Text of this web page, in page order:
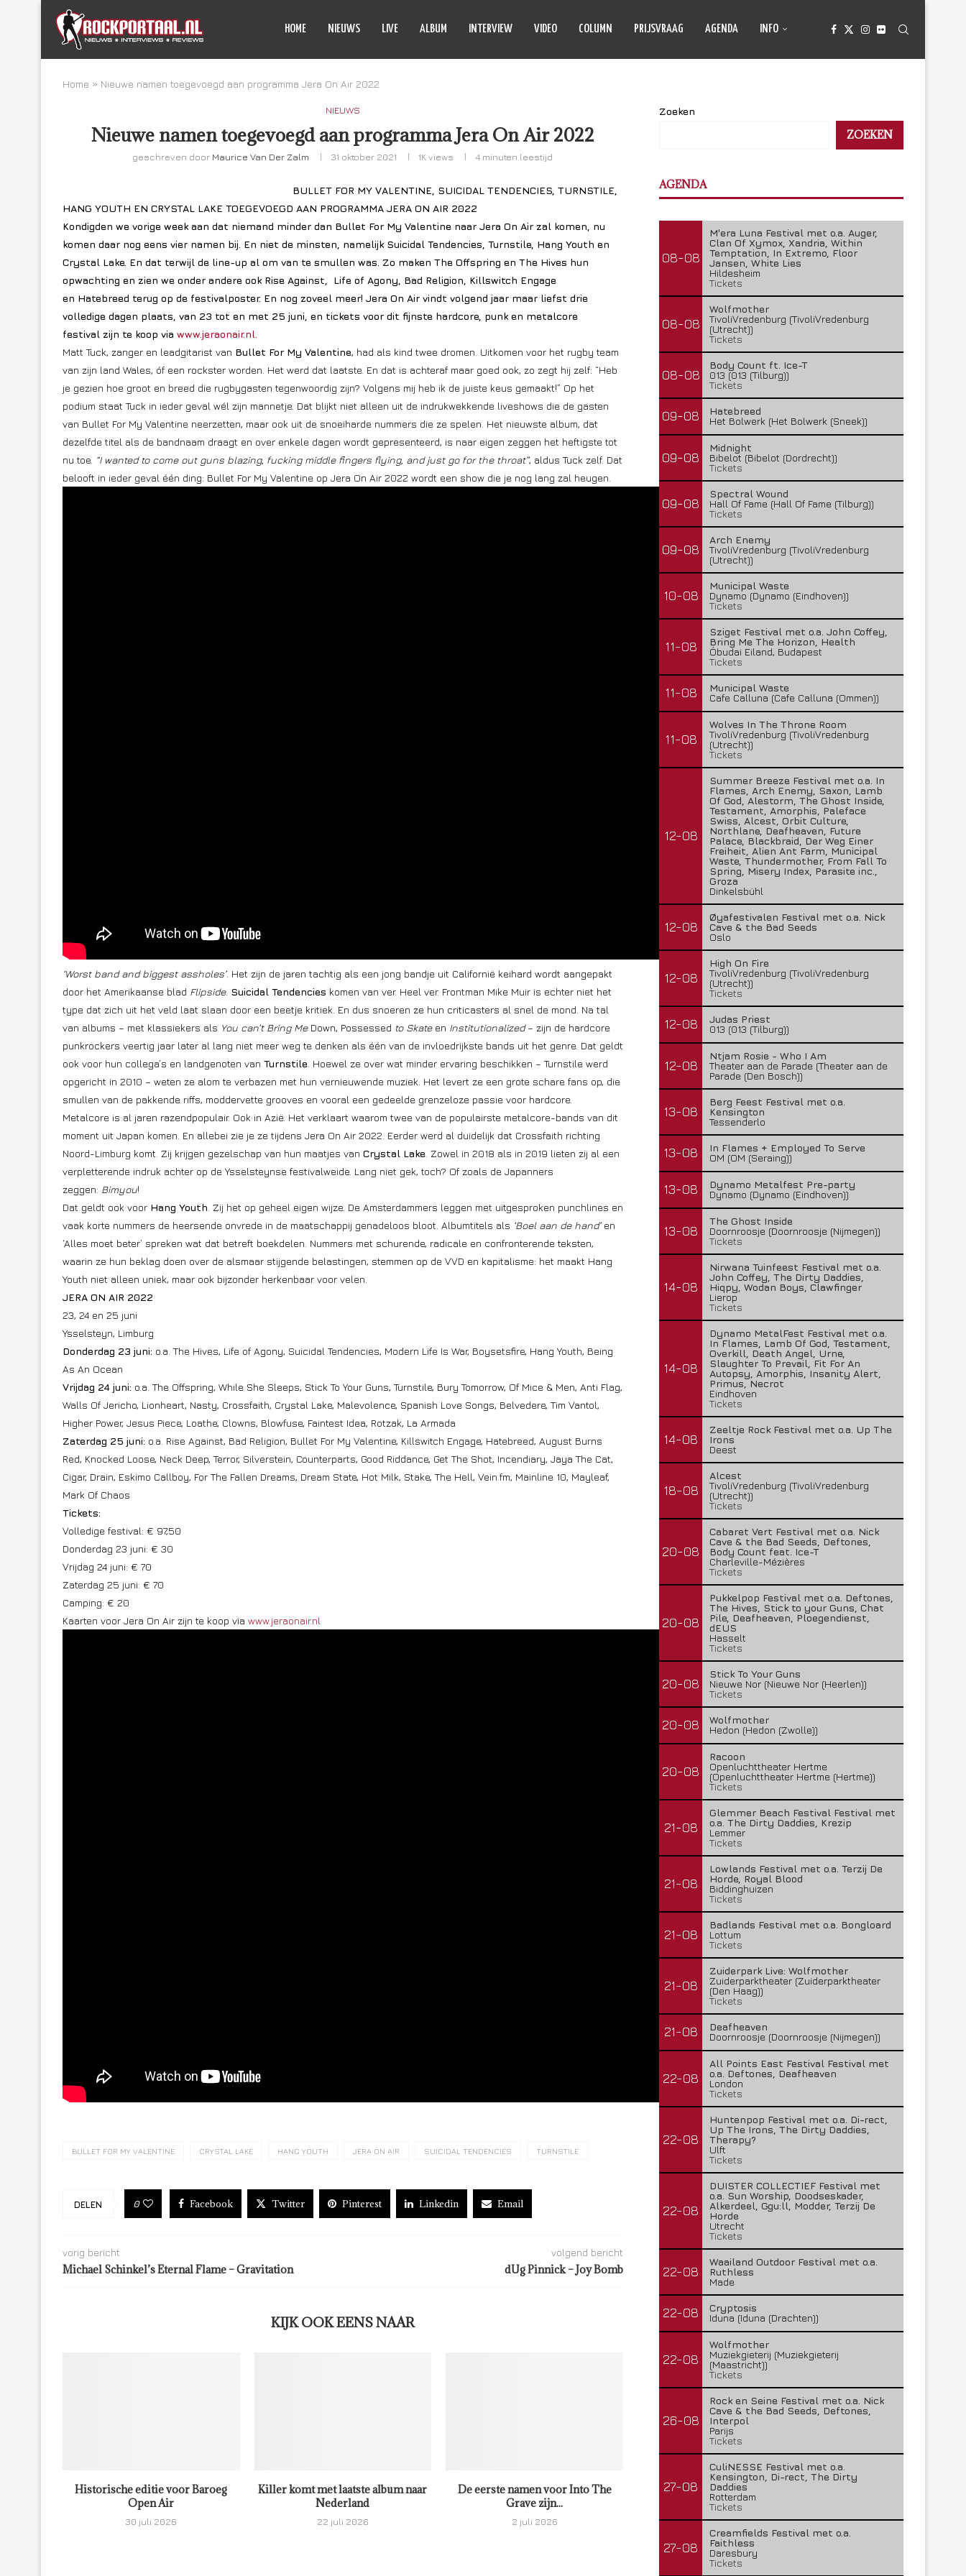
HOME NIEUWS LIVE ALBUM INTERVIEW VIDEO COLUMN PRIJSVRAAG AGENDA INFO
Home » Nieuwe namen toegevoegd aan programma Jera On Air 2022
NIEUWS
Nieuwe namen toegevoegd aan programma Jera On Air 2022
geschreven door Maurice Van Der Zalm 31 oktober 2021 1K views 4 minuten leestijd
BULLET FOR MY VALENTINE, SUICIDAL TENDENCIES, TURNSTILE,
HANG YOUTH EN CRYSTAL LAKE TOEGEVOEGD AAN PROGRAMMA JERA ON AIR 2022
Kondigden we vorige week aan dat niemand minder dan Bullet For My Valentine naar Jera On Air zal komen, nu
komen daar nog eens vier namen bij. En niet de minsten, namelijk Suicidal Tendencies, Turnstile, Hang Youth en
Crystal Lake. En dat terwijl de line-up al om van te smullen was. Zo maken The Offspring en The Hives hun
opwachting en zien we onder andere ook Rise Against, Life of Agony, Bad Religion, Killswitch Engage
en Hatebreed terug op de festivalposter. En nog zoveel meer! Jera On Air vindt volgend jaar maar liefst drie
volledige dagen plaats, van 23 tot en met 25 juni, en tickets voor dit fijnste hardcore, punk en metalcore
festival zijn te koop via www.jeraonair.nl
Matt Tuck, zanger en leadgitarist van Bullet For My Valentine, had als kind twee dromen. Uitkomen voor het rugby team
van zijn land Wales, óf een rockster worden. Het werd dat laatste. En dat is achteraf maar goed ook, zo zegt hij zelf: “Heb
je gezien hoe groot en breed die rugbygasten tegenwoordig zijn? Volgens mij heb ik de juiste keus gemaakt!” Op het
podium staat Tuck in ieder geval wél zijn mannetje. Dat blijkt niet alleen uit de indrukwekkende liveshows die de gasten
van Bullet For My Valentine neerzetten, maar ook uit de snoeiharde nummers die ze spelen. Het nieuwste album, dat
dezelfde titel als de bandnaam draagt en over enkele dagen wordt gepresenteerd, is naar eigen zeggen het heftigste tot
nu toe. “I wanted to come out guns blazing, fucking middle fingers flying, and just go for the throat”, aldus Tuck zelf. Dat
belooft in ieder geval één ding: Bullet For My Valentine op Jera On Air 2022 wordt een show die je nog lang zal heugen.
‘Worst band and biggest assholes’. Het zijn de jaren tachtig als een jong bandje uit Californië keihard wordt aangepakt
door het Amerikaanse blad Flipside. Suicidal Tendencies komen van ver. Heel ver. Frontman Mike Muir is echter niet het
type dat zich uit het veld laat slaan door een beetje kritiek. En dus snoeren ze hun criticasters al snel de mond. Na tal
van albums – met klassiekers als You can’t Bring Me Down, Possessed to Skateen Institutionalized– zijn de hardcore
punkrockers veertig jaar later al lang niet meer weg te denken als één van de invloedrijkste bands uit het genre. Dat geldt
ook voor hun collega’s en landgenoten van Turnstile . Hoewel ze over wat minder ervaring beschikken – Turnstile werd
opgericht in 2010 – weten ze alom te verbazen met hun vernieuwende muziek. Het levert ze een grote schare fans op, die
smullen van de pakkende riffs, moddervette grooves en vooral een gedeelde grenzeloze passie voor hardcore.
Metalcore is al jaren razendpopulair. Ook in Azië. Het verklaart waarom twee van de populairste metalcore-bands van dit
moment uit Japan komen. En allebei zie je ze tijdens Jera On Air 2022. Eerder werd al duidelijk dat Crossfaith richting
Noord-Limburg komt. Zij krijgen gezelschap van hun maatjes van Crystal Lake . Zowel in 2018 als in 2019 lieten zij al een
verpletterende indruk achter op de Ysselsteynse festivalweide. Lang niet gek, toch? Of zoals de Japanners
zeggen: Bimyou!
Dat geldt ook voor Hang Youth . Zij het op geheel eigen wijze. De Amsterdammers leggen met uitgesproken punchlines en
vaak korte nummers de heersende onvrede in de maatschappij genadeloos bloot. Albumtitels als ‘Boel aan de hand’ en
‘Alles moet beter’ spreken wat dat betreft boekdelen. Nummers met schurende, radicale en confronterende teksten,
waarin ze hun beklag doen over de alsmaar stijgende belastingen, stemmen op de VVD en kapitalisme: het maakt Hang
Youth niet alleen uniek, maar ook bijzonder herkenbaar voor velen.
JERA ON AIR 2022
23, 24 en 25 juni
Ysselsteyn, Limburg
Donderdag 23 juni: o.a. The Hives, Life of Agony, Suicidal Tendencies, Modern Life Is War, Boysetsfire, Hang Youth, Being
As An Ocean
Vrijdag 24 juni: o.a. The Offspring, While She Sleeps, Stick To Your Guns, Turnstile, Bury Tomorrow, Of Mice & Men, Anti Flag,
Walls Of Jericho, Lionheart, Nasty, Crossfaith, Crystal Lake, Malevolence, Spanish Love Songs, Belvedere, Tim Vantol,
Higher Power, Jesus Piece, Loathe, Clowns, Blowfuse, Faintest Idea, Rotzak, La Armada
Zaterdag 25 juni: o.a. Rise Against, Bad Religion, Bullet For My Valentine, Killswitch Engage, Hatebreed, August Burns
Red, Knocked Loose, Neck Deep, Terror, Silverstein, Counterparts, Good Riddance, Get The Shot, Incendiary, Jaya The Cat,
Cigar, Drain, Eskimo Callboy, For The Fallen Dreams, Dream State, Hot Milk, Stake, The Hell, Vein.fm, Mainline 10, Mayleaf,
Mark Of Chaos
Tickets:
Volledige festival: € 97,50
Donderdag 23 juni: € 30
Vrijdag 24 juni: € 70
Zaterdag 25 juni: € 70
Camping: € 20
Kaarten voor Jera On Air zijn te koop via www.jeraonair.nl
BULLET FOR MY VALENTINE CRYSTAL LAKE HANG YOUTH JERA ON AIR SUICIDAL TENDENCIES TURNSTILE
DELEN 0 Facebook Twitter Pinterest Linkedin Email
vorig bericht
Michael Schinkel’s Eternal Flame – Gravitation
volgend bericht
dUg Pinnick – Joy Bomb
KIJK OOK EENS NAAR
Historische editie voor Baroeg
Open Air
30 juli 2026
Killer komt met laatste album naar
Nederland
22 juli 2026
De eerste namen voor Into The
Grave zijn...
2 juli 2026
Zoeken
ZOEKEN
AGENDA
08-08
M'era Luna Festival met o.a. Auger,
Clan Of Xymox, Xandria, Within
Temptation, In Extremo, Floor
Jansen, White Lies
Hildesheim
Tickets
08-08
Wolfmother
TivoliVredenburg (TivoliVredenburg
(Utrecht))
Tickets
08-08
Body Count ft. Ice-T
013 (013 (Tilburg))
Tickets
09-08
Hatebreed
Het Bolwerk (Het Bolwerk (Sneek))
09-08
Midnight
Bibelot (Bibelot (Dordrecht))
Tickets
09-08
Spectral Wound
Hall Of Fame (Hall Of Fame (Tilburg))
Tickets
09-08
Arch Enemy
TivoliVredenburg (TivoliVredenburg
(Utrecht))
10-08
Municipal Waste
Dynamo (Dynamo (Eindhoven))
Tickets
11-08
Sziget Festival met o.a. John Coffey,
Bring Me The Horizon, Health
Óbudai Eiland, Budapest
Tickets
11-08
Municipal Waste
Cafe Calluna (Cafe Calluna (Ommen))
11-08
Wolves In The Throne Room
TivoliVredenburg (TivoliVredenburg
(Utrecht))
Tickets
12-08
Summer Breeze Festival met o.a. In
Flames, Arch Enemy, Saxon, Lamb
Of God, Alestorm, The Ghost Inside,
Testament, Amorphis, Paleface
Swiss, Alcest, Orbit Culture,
Northlane, Deafheaven, Future
Palace, Blackbraid, Der Weg Einer
Freiheit, Alien Ant Farm, Municipal
Waste, Thundermother, From Fall To
Spring, Misery Index, Parasite inc.,
Groza
Dinkelsbühl
12-08
Øyafestivalen Festival met o.a. Nick
Cave & the Bad Seeds
Oslo
12-08
High On Fire
TivoliVredenburg (TivoliVredenburg
(Utrecht))
Tickets
12-08
Judas Priest
013 (013 (Tilburg))
12-08
Ntjam Rosie - Who I Am
Theater aan de Parade (Theater aan de
Parade (Den Bosch))
13-08
Berg Feest Festival met o.a.
Kensington
Tessenderlo
13-08
In Flames + Employed To Serve
OM (OM (Seraing))
13-08
Dynamo Metalfest Pre-party
Dynamo (Dynamo (Eindhoven))
13-08
The Ghost Inside
Doornroosje (Doornroosje (Nijmegen))
Tickets
14-08
Nirwana Tuinfeest Festival met o.a.
John Coffey, The Dirty Daddies,
Hiqpy, Wodan Boys, Clawfinger
Lierop
Tickets
14-08
Dynamo MetalFest Festival met o.a.
In Flames, Lamb Of God, Testament,
Overkill, Death Angel, Urne,
Slaughter To Prevail, Fit For An
Autopsy, Amorphis, Insanity Alert,
Primus, Necrot
Eindhoven
Tickets
14-08
Zeeltje Rock Festival met o.a. Up The
Irons
Deest
18-08
Alcest
TivoliVredenburg (TivoliVredenburg
(Utrecht))
Tickets
20-08
Cabaret Vert Festival met o.a. Nick
Cave & the Bad Seeds, Deftones,
Body Count feat. Ice-T
Charleville-Mézières
Tickets
20-08
Pukkelpop Festival met o.a. Deftones,
The Hives, Stick to your Guns, Chat
Pile, Deafheaven, Ploegendienst,
dEUS
Hasselt
Tickets
20-08
Stick To Your Guns
Nieuwe Nor (Nieuwe Nor (Heerlen))
Tickets
20-08
Wolfmother
Hedon (Hedon (Zwolle))
20-08
Racoon
Openluchttheater Hertme
(Openluchttheater Hertme (Hertme))
Tickets
21-08
Glemmer Beach Festival Festival met
o.a. The Dirty Daddies, Krezip
Lemmer
Tickets
21-08
Lowlands Festival met o.a. Terzij De
Horde, Royal Blood
Biddinghuizen
Tickets
21-08
Badlands Festival met o.a. Bongloard
Lottum
Tickets
21-08
Zuiderpark Live: Wolfmother
Zuiderparktheater (Zuiderparktheater
(Den Haag))
Tickets
21-08
Deafheaven
Doornroosje (Doornroosje (Nijmegen))
22-08
All Points East Festival Festival met
o.a. Deftones, Deafheaven
London
Tickets
22-08
Huntenpop Festival met o.a. Di-rect,
Up The Irons, The Dirty Daddies,
Therapy?
Ulft
Tickets
22-08
DUISTER COLLECTIEF Festival met
o.a. Sun Worship, Doodseskader,
Alkerdeel, Ggu:ll, Modder, Terzij De
Horde
Utrecht
Tickets
22-08
Waailand Outdoor Festival met o.a.
Ruthless
Made
22-08
Cryptosis
Iduna (Iduna (Drachten))
22-08
Wolfmother
Muziekgieterij (Muziekgieterij
(Maastricht))
Tickets
26-08
Rock en Seine Festival met o.a. Nick
Cave & the Bad Seeds, Deftones,
Interpol
Parijs
Tickets
27-08
CuliNESSE Festival met o.a.
Kensington, Di-rect, The Dirty
Daddies
Rotterdam
Tickets
27-08
Creamfields Festival met o.a.
Faithless
Daresbury
Tickets